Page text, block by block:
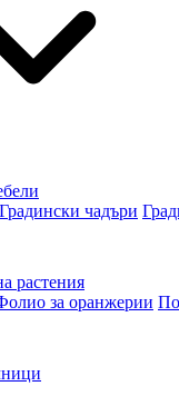
Градински чадъри
растения
за оранжерии